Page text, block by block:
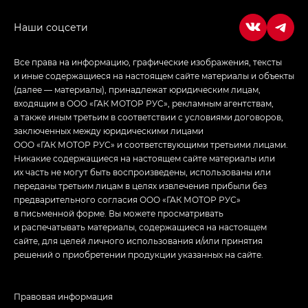
Все права на информацию, графические изображения, тексты
и иные содержащиеся на настоящем сайте материалы и объекты
(далее — материалы), принадлежат юридическим лицам,
входящим в ООО «ГАК МОТОР РУС», рекламным агентствам,
а также иным третьим в соответствии с условиями договоров,
заключенных между юридическими лицами
ООО «ГАК МОТОР РУС» и соответствующими третьими лицами.
Никакие содержащиеся на настоящем сайте материалы или
их часть не могут быть воспроизведены, использованы или
переданы третьим лицам в целях извлечения прибыли без
предварительного согласия ООО «ГАК МОТОР РУС»
в письменной форме. Вы можете просматривать
и распечатывать материалы, содержащиеся на настоящем
сайте, для целей личного использования и/или принятия
решений о приобретении продукции указанных на сайте.
Правовая информация